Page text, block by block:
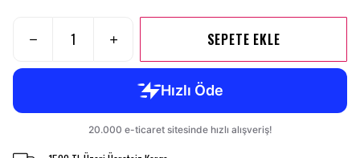
SEPETE EKLE